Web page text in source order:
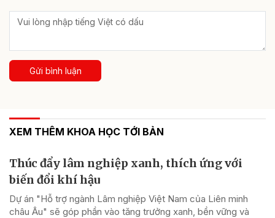
Gửi bình luận
XEM THÊM KHOA HỌC TỚI BẢN
Thúc đẩy lâm nghiệp xanh, thích ứng với
biến đổi khí hậu
Dự án "Hỗ trợ ngành Lâm nghiệp Việt Nam của Liên minh
châu Âu" sẽ góp phần vào tăng trưởng xanh, bền vững và